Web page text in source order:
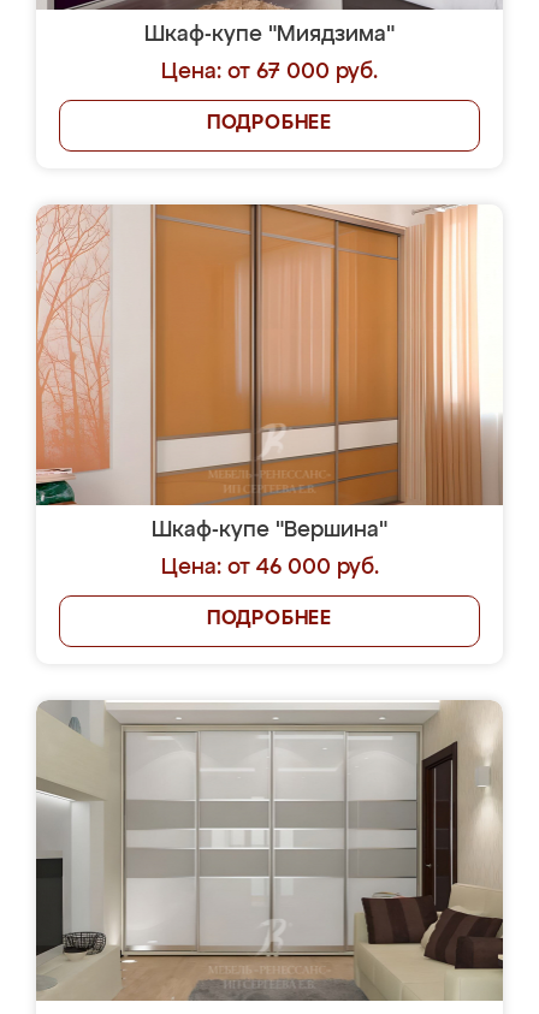
Шкаф-купе "Миядзима"
Цена: от 67 000 руб.
ПОДРОБНЕЕ
Шкаф-купе "Вершина"
Цена: от 46 000 руб.
ПОДРОБНЕЕ